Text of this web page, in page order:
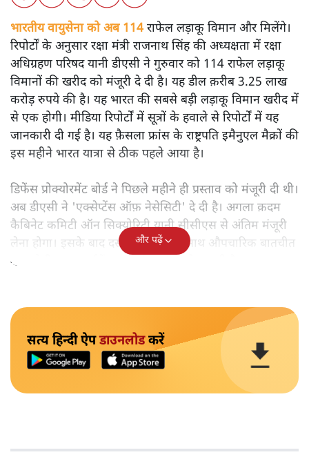
भारतीय वायुसेना को अब 114 राफेल लड़ाकू विमान और मिलेंगे।
रिपोर्टों के अनुसार रक्षा मंत्री राजनाथ सिंह की अध्यक्षता में रक्षा
अधिग्रहण परिषद यानी डीएसी ने गुरुवार को 114 राफेल लड़ाकू
विमानों की खरीद को मंजूरी दे दी है। यह डील क़रीब 3.25 लाख
करोड़ रुपये की है। यह भारत की सबसे बड़ी लड़ाकू विमान खरीद में
से एक होगी। मीडिया रिपोर्टों में सूत्रों के हवाले से रिपोर्टों में यह
जानकारी दी गई है। यह फ़ैसला फ्रांस के राष्ट्रपति इमैनुएल मैक्रों की
इस महीने भारत यात्रा से ठीक पहले आया है।
डिफेंस प्रोक्योरमेंट बोर्ड ने पिछले महीने ही प्रस्ताव को मंजूरी दी थी।
अब डीएसी ने 'एक्सेप्टेंस ऑफ़ नेसेसिटी' दे दी है। अगला क़दम
कैबिनेट कमिटी ऑन सिक्योरिटी यानी सीसीएस से अंतिम मंजूरी
लेना होगा। इसके बाद दसॉ एविएशन के साथ औपचारिक बातचीत
शुरू होगी। यह गवर्नमेंट-टू-गवर्नमेंट डील हो सकती है।
और पढ़ें
सत्य हिन्दी ऐपडाउनलोडकरें